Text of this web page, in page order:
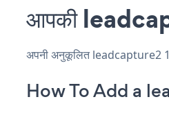
आपकी
अपनी अनुकूलित leadcapture2
How To Add a